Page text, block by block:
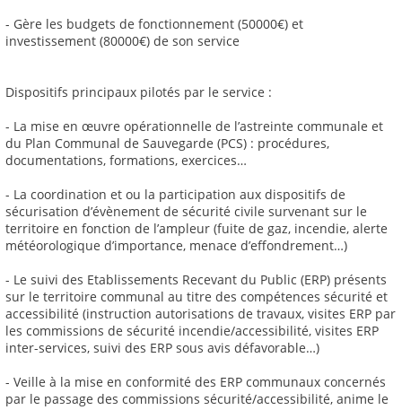
- Gère les budgets de fonctionnement (50000€) et
investissement (80000€) de son service
Dispositifs principaux pilotés par le service :
- La mise en œuvre opérationnelle de l’astreinte communale et
du Plan Communal de Sauvegarde (PCS) : procédures,
documentations, formations, exercices…
- La coordination et ou la participation aux dispositifs de
sécurisation d’évènement de sécurité civile survenant sur le
territoire en fonction de l’ampleur (fuite de gaz, incendie, alerte
météorologique d’importance, menace d’effondrement…)
- Le suivi des Etablissements Recevant du Public (ERP) présents
sur le territoire communal au titre des compétences sécurité et
accessibilité (instruction autorisations de travaux, visites ERP par
les commissions de sécurité incendie/accessibilité, visites ERP
inter-services, suivi des ERP sous avis défavorable…)
- Veille à la mise en conformité des ERP communaux concernés
par le passage des commissions sécurité/accessibilité, anime le